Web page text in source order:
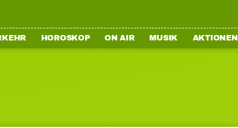
HOROSKOP ON AIR MUSIK AKTIONEN